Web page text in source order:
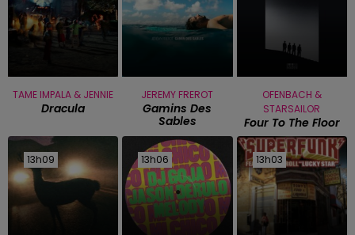
TAME IMPALA & JENNIE
Dracula
JEREMY FREROT
Gamins Des
Sables
OFENBACH &
STARSAILOR
Four To The Floor
13h09
13h09 13h06
13h06 13h03
13h03